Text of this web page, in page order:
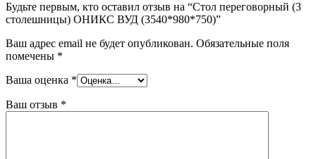
Будьте первым, кто оставил отзыв на “Стол переговорный (3
столешницы) ОНИКС ВУД (3540*980*750)”
Ваш адрес email не будет опубликован. Обязательные поля
помечены *
Ваша оценка *
Ваш отзыв *